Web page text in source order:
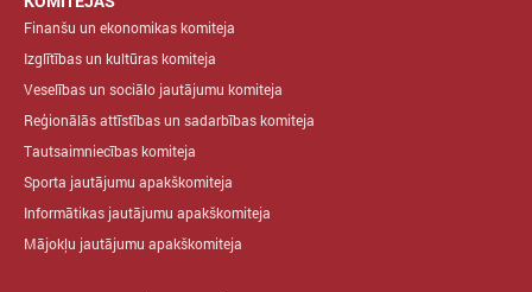
Finanšu un ekonomikas komiteja
Izglītības un kultūras komiteja
Veselības un sociālo jautājumu komiteja
Reģionālās attīstības un sadarbības komiteja
Tautsaimniecības komiteja
Sporta jautājumu apakškomiteja
Informātikas jautājumu apakškomiteja
Mājokļu jautājumu apakškomiteja